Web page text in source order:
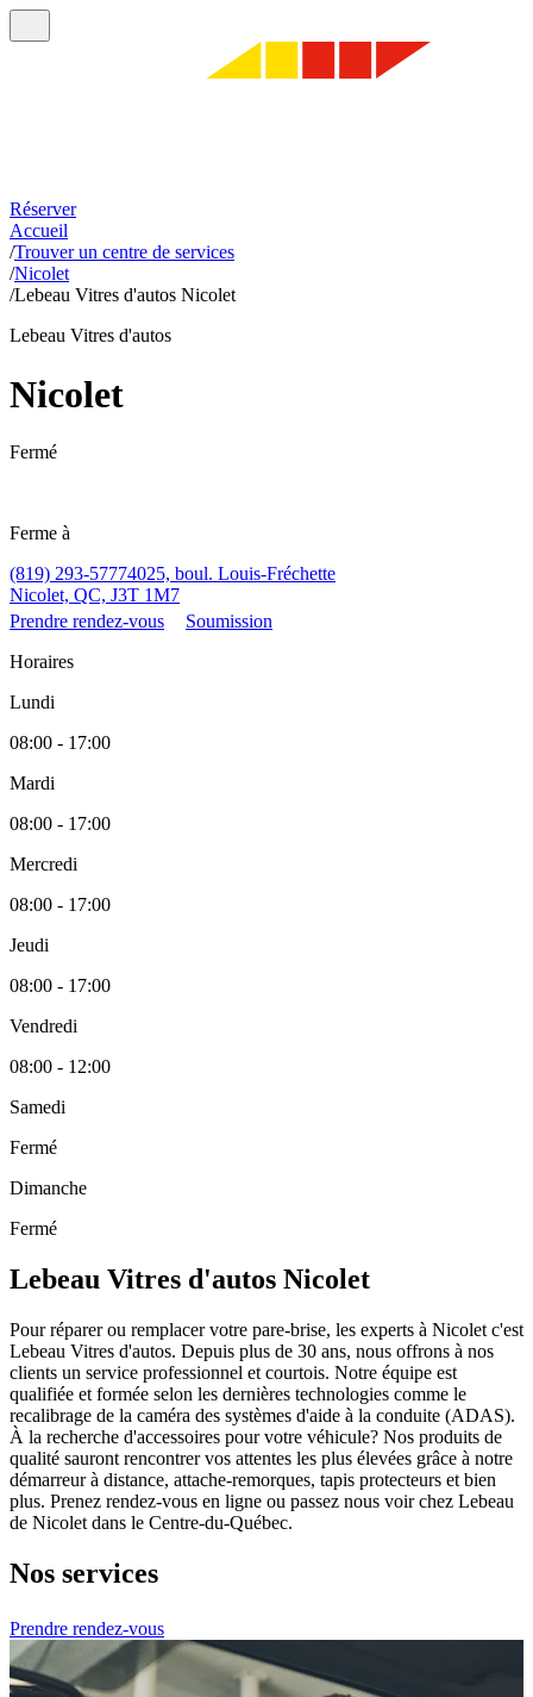
Réserver
Accueil
/Trouver un centre de services
/Nicolet
/Lebeau Vitres d'autos Nicolet
Lebeau Vitres d'autos
Nicolet
Fermé
Ferme à
(819) 293-57774025, boul. Louis-Fréchette
Nicolet, QC, J3T 1M7
Prendre rendez-vous
Soumission
Horaires
Lundi
08:00 - 17:00
Mardi
08:00 - 17:00
Mercredi
08:00 - 17:00
Jeudi
08:00 - 17:00
Vendredi
08:00 - 12:00
Samedi
Fermé
Dimanche
Fermé
Lebeau Vitres d'autos Nicolet
Pour réparer ou remplacer votre pare-brise, les experts à Nicolet c'est
Lebeau Vitres d'autos. Depuis plus de 30 ans, nous offrons à nos
clients un service professionnel et courtois. Notre équipe est
qualifiée et formée selon les dernières technologies comme le
recalibrage de la caméra des systèmes d'aide à la conduite (ADAS).
À la recherche d'accessoires pour votre véhicule? Nos produits de
qualité sauront rencontrer vos attentes les plus élevées grâce à notre
démarreur à distance, attache-remorques, tapis protecteurs et bien
plus. Prenez rendez-vous en ligne ou passez nous voir chez Lebeau
de Nicolet dans le Centre-du-Québec.
Nos services
Prendre rendez-vous